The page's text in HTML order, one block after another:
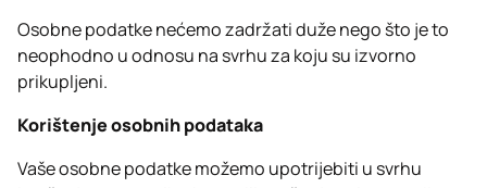
Osobne podatke nećemo zadržati duže nego što je to
neophodno u odnosu na svrhu za koju su izvorno
prikupljeni.
Korištenje osobnih podataka
Vaše osobne podatke možemo upotrijebiti u svrhu